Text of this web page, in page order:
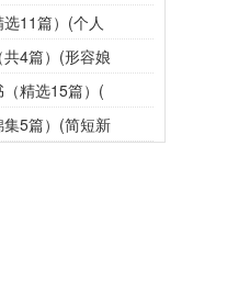
11篇）(个人
4篇）(形容娘
精选15篇）(
5篇）(简短新